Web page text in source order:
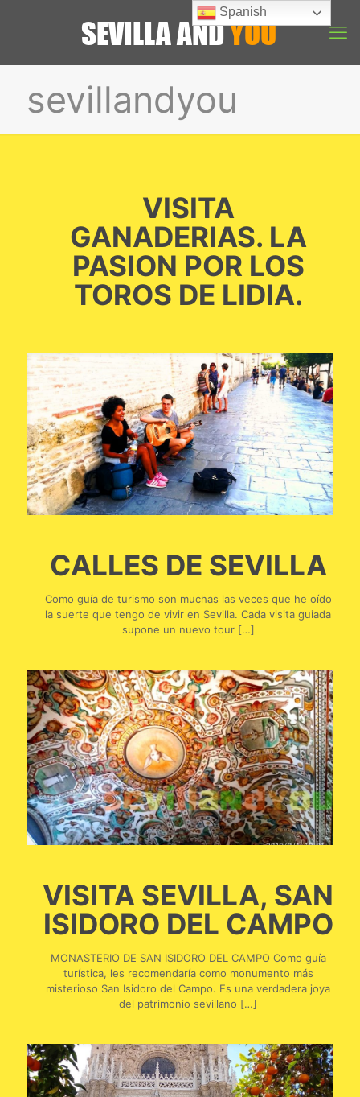
sevillandyou
VISITA
GANADERIAS. LA
PASION POR LOS
TOROS DE LIDIA.
CALLES DE SEVILLA
Como guía de turismo son muchas las veces que he oído
la suerte que tengo de vivir en Sevilla. Cada visita guiada
supone un nuevo tour[…]
VISITA SEVILLA, SAN
ISIDORO DEL CAMPO
MONASTERIO DE SAN ISIDORO DEL CAMPO Como guía
turística, les recomendaría como monumento más
misterioso San Isidoro del Campo. Es una verdadera joya
del patrimonio sevillano […]
Spanish